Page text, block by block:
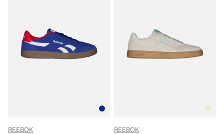
REEBOK REEBOK